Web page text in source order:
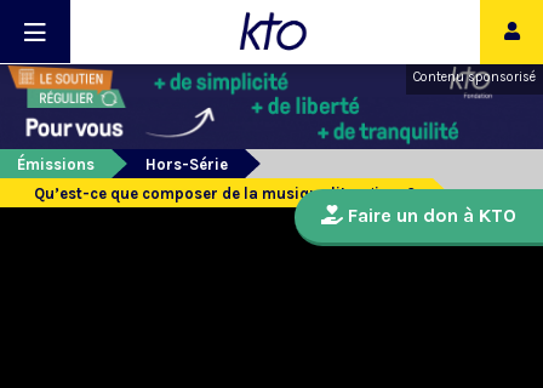
Contenu sponsorisé
Émissions
Hors-Série
Qu’est-ce que composer de la musique liturgique?
Faire un don à KTO